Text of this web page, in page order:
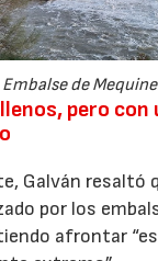
Embalse de
pero con
Galván resaltó
por los
afrontar